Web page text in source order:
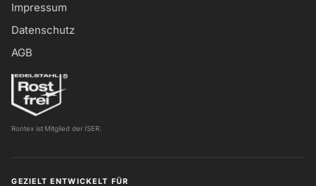
Impressum
Datenschutz
AGB
Rontex ist Mitglied der ISER.
GEZIELT ENTWICKELT FÜR